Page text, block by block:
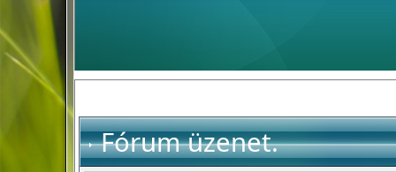
Fórum üzenet.